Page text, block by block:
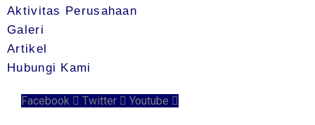
Aktivitas Perusahaan
Galeri
Artikel
Hubungi Kami
Facebook Twitter Youtube